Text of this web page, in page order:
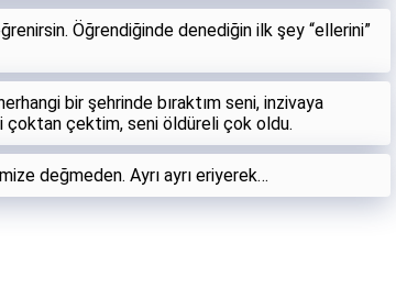
Öğrendiğinde denediğin ilk şey “ellerini”
bir şehrinde bıraktım seni, inzivaya
çoktan çektim, seni öldüreli çok oldu.
değmeden. Ayrı ayrı eriyerek…